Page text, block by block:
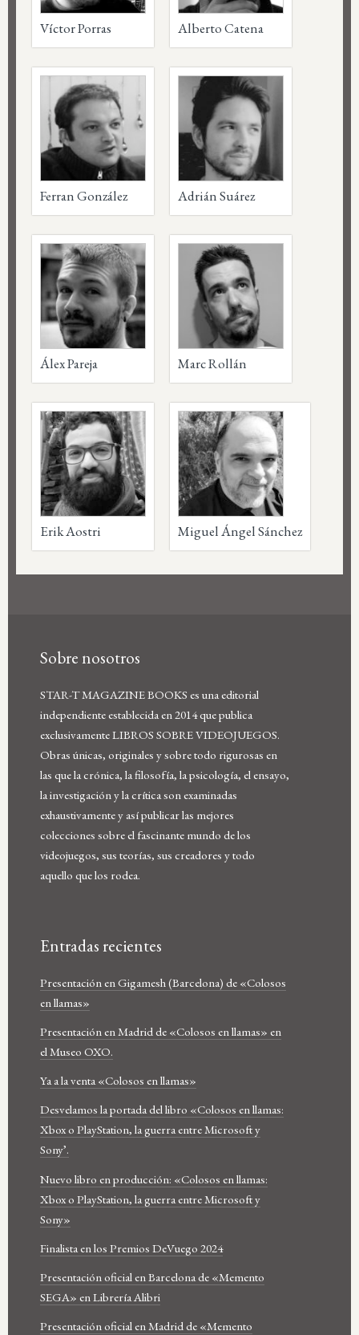
Víctor Porras Alberto Catena
Ferran González Adrián Suárez
Álex Pareja Marc Rollán
Erik Aostri Miguel Ángel Sánchez
Sobre nosotros
STAR-T MAGAZINE BOOKS es una editorial
independiente establecida en 2014 que publica
exclusivamente LIBROS SOBRE VIDEOJUEGOS.
Obras únicas, originales y sobre todo rigurosas en
las que la crónica, la filosofía, la psicología, el ensayo,
la investigación y la crítica son examinadas
exhaustivamente y así publicar las mejores
colecciones sobre el fascinante mundo de los
videojuegos, sus teorías, sus creadores y todo
aquello que los rodea.
Entradas recientes
Presentación en Gigamesh (Barcelona) de «Colosos
en llamas»
Presentación en Madrid de «Colosos en llamas» en
el Museo OXO.
Ya a la venta «Colosos en llamas»
Desvelamos la portada del libro «Colosos en llamas:
Xbox o PlayStation, la guerra entre Microsoft y
Sony’.
Nuevo libro en producción: «Colosos en llamas:
Xbox o PlayStation, la guerra entre Microsoft y
Sony»
Finalista en los Premios DeVuego 2024
Presentación oficial en Barcelona de «Memento
SEGA» en Librería Alibri
Presentación oficial en Madrid de «Memento